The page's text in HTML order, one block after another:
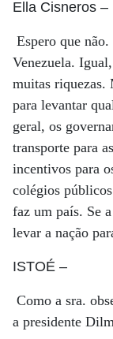
Ella Cisneros –
Espero que
Venezuela.
muitas riquezas.
para levantar
geral, os
transporte para
incentivos para
colégios
faz um país. Se
levar a nação
ISTOÉ –
Como a sra.
a presidente